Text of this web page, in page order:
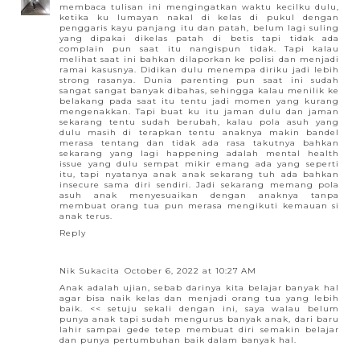
membaca tulisan ini mengingatkan waktu kecilku dulu,
ketika ku lumayan nakal di kelas di pukul dengan
penggaris kayu panjang itu dan patah, belum lagi suling
yang dipakai dikelas patah di betis tapi tidak ada
complain pun saat itu nangispun tidak. Tapi kalau
melihat saat ini bahkan dilaporkan ke polisi dan menjadi
ramai kasusnya. Didikan dulu menempa diriku jadi lebih
strong rasanya. Dunia parenting pun saat ini sudah
sangat sangat banyak dibahas, sehingga kalau menilik ke
belakang pada saat itu tentu jadi momen yang kurang
mengenakkan. Tapi buat ku itu jaman dulu dan jaman
sekarang tentu sudah berubah, kalau pola asuh yang
dulu masih di terapkan tentu anaknya makin bandel
merasa tentang dan tidak ada rasa takutnya bahkan
sekarang yang lagi happening adalah mental health
issue yang dulu sempat mikir emang ada yang seperti
itu, tapi nyatanya anak anak sekarang tuh ada bahkan
insecure sama diri sendiri. Jadi sekarang memang pola
asuh anak menyesuaikan dengan anaknya tanpa
membuat orang tua pun merasa mengikuti kemauan si
anak terus.
Reply
Nik Sukacita
October 6, 2022 at 10:27 AM
Anak adalah ujian, sebab darinya kita belajar banyak hal
agar bisa naik kelas dan menjadi orang tua yang lebih
baik. << setuju sekali dengan ini, saya walau belum
punya anak tapi sudah mengurus banyak anak, dari baru
lahir sampai gede tetep membuat diri semakin belajar
dan punya pertumbuhan baik dalam banyak hal.